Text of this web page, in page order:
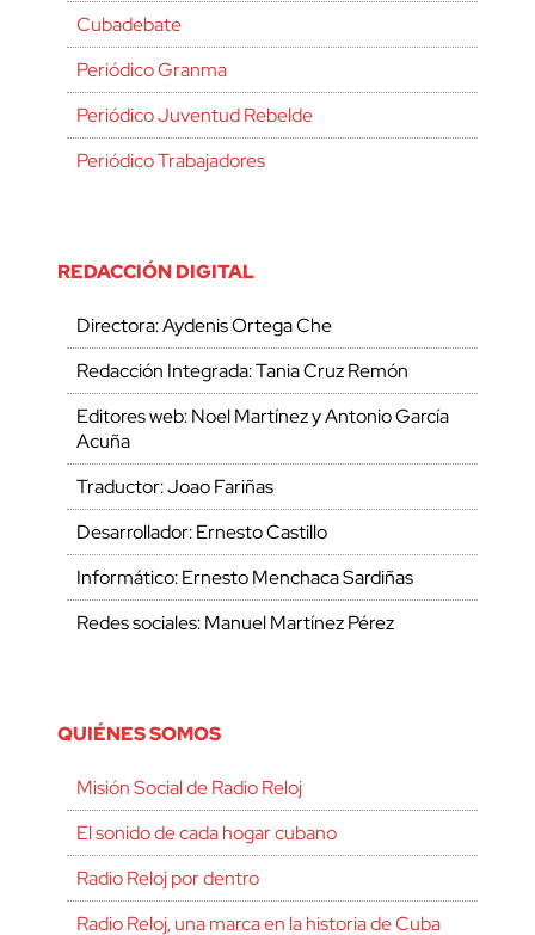
Cubadebate
Periódico Granma
Periódico Juventud Rebelde
Periódico Trabajadores
REDACCIÓN DIGITAL
Directora: Aydenis Ortega Che
Redacción Integrada: Tania Cruz Remón
Editores web: Noel Martínez y Antonio García
Acuña
Traductor: Joao Fariñas
Desarrollador: Ernesto Castillo
Informático: Ernesto Menchaca Sardiñas
Redes sociales: Manuel Martínez Pérez
QUIÉNES SOMOS
Misión Social de Radio Reloj
El sonido de cada hogar cubano
Radio Reloj por dentro
Radio Reloj, una marca en la historia de Cuba